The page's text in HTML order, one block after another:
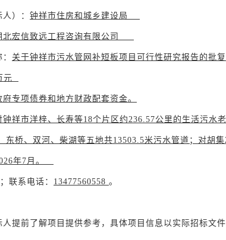
）： 钟祥市住房和城乡建设局
北宏信致远工程咨询有限公司
关于钟祥市污水管网补短板项目可行性研究报告的批
元
府专项债券和地方财政配套资金。
钟祥市洋梓、长寿等18个片区约236.57公里的生活污水
东桥、双河、柴湖等五地共13503.5米污水管道；对胡
6年7月 。
；联系电话： 13477560558 。
提前了解项目提供参考，具体项目信息以实际招标文件